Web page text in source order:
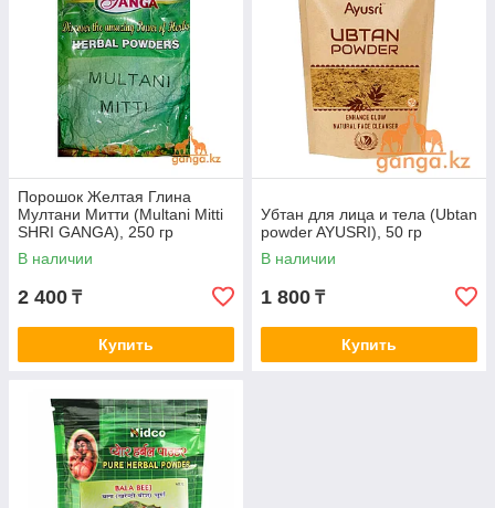
Порошок Желтая Глина
Мултани Митти (Multani Mitti
SHRI GANGA), 250 гр
В наличии
2 400 ₸
Купить
Убтан для лица и тела (Ubtan
powder AYUSRI), 50 гр
В наличии
1 800 ₸
Купить